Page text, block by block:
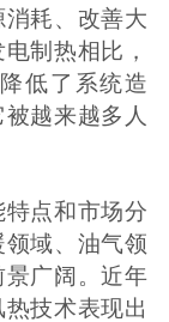
耗、改善大
制热相比，
低了系统造
越来越多人
点和市场分
域、油气领
广阔。近年
技术表现出